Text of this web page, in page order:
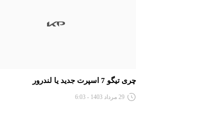
چری تیگو 7 اسپرت جدید یا لندرور
29 مرداد 1403 - 6:03